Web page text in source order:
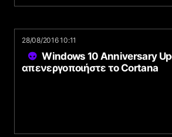
28/08/2016 10:11
Windows 10 Anniversary
απενεργοποιήστε το Cortana